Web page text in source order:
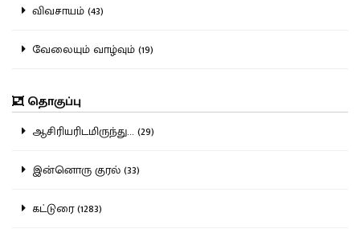
விவசாயம் (43)
வேலையும் வாழ்வும் (19)
தொகுப்பு
ஆசிரியரிடமிருந்து... (29)
இன்னொரு குரல் (33)
கட்டுரை (1283)